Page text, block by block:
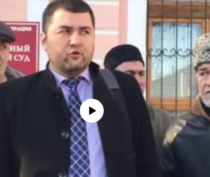
No media source currently available